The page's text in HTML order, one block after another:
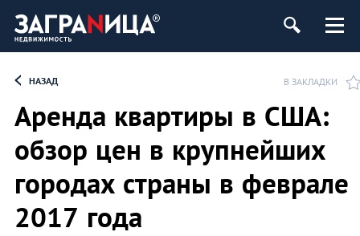
НАЗАД В ЗАКЛАДКИ
Аренда квартиры в США:
обзор цен в крупнейших
городах страны в феврале
2017 года